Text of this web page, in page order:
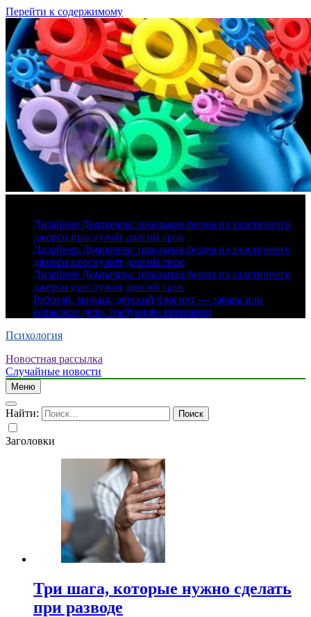
Перейти к содержимому
Дизайнер Домрачева: школьная форма из эластичного
джерси прослужит долгий срок
Дизайнер Домрачева: школьная форма из эластичного
джерси прослужит долгий срок
Дизайнер Домрачева: школьная форма из эластичного
джерси прослужит долгий срок
Работай, малыш: детский блогинг — забава или
серьезное дело, требующее внимания
Психология
Новостная рассылка
Случайные новости
Меню
Найти:
Заголовки
Три шага, которые нужно сделать
при разводе